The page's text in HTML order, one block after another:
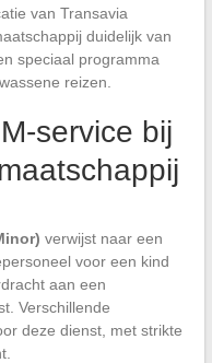
van Transavia
duidelijk van
speciaal programma
reizen.
service bij
verwijst naar een
voor een kind
aan een
Verschillende
deze dienst, met strikte